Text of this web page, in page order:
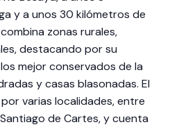
y a unos 30 kilómetros de
zonas rurales,
destacando por su
mejor conservados de la
y casas blasonadas. El
varias localidades, entre
de Cartes, y cuenta